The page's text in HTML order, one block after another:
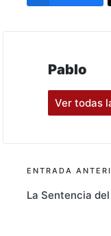
Pablo
Ver todas
de
ENTRADA
La Sentencia